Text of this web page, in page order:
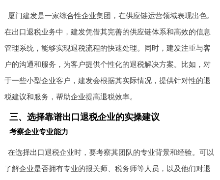
厦门建发是一家综合性企业集团，在供应链运营领域表现出色。
在出口退税业务中，建发凭借其完善的供应链体系和高效的信息
管理系统，能够实现退税流程的快速处理。同时，建发注重与客
户的沟通和服务，为客户提供个性化的退税解决方案。比如，对
于一些小型企业客户，建发会根据其实际情况，提供针对性的退
税建议和服务，帮助企业提高退税效率。
三、选择靠谱出口退税企业的实操建议
考察企业专业能力
在选择出口退税企业时，要考察其团队的专业背景和经验。可以
了解企业是否拥有专业的报关师、税务师等人员，以及他们对退